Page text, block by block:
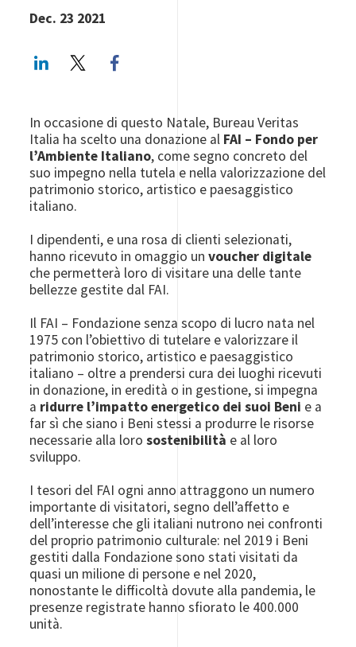
Dec. 23 2021
LinkedInTwitter
In occasione di questo Natale, Bureau Veritas
Italia ha scelto una donazione al FAI – Fondo per
l’Ambiente Italiano, come segno concreto del
suo impegno nella tutela e nella valorizzazione del
patrimonio storico, artistico e paesaggistico
italiano.
I dipendenti, e una rosa di clienti selezionati,
hanno ricevuto in omaggio un voucher digitale
che permetterà loro di visitare una delle tante
bellezze gestite dal FAI.
Il FAI – Fondazione senza scopo di lucro nata nel
1975 con l’obiettivo di tutelare e valorizzare il
patrimonio storico, artistico e paesaggistico
italiano – oltre a prendersi cura dei luoghi ricevuti
in donazione, in eredità o in gestione, si impegna
a ridurre l’impatto energetico dei suoi Beni e a
far sì che siano i Beni stessi a produrre le risorse
necessarie alla lorosostenibilità e al loro
sviluppo.
I tesori del FAI ogni anno attraggono un numero
importante di visitatori, segno dell’affetto e
dell’interesse che gli italiani nutrono nei confronti
del proprio patrimonio culturale: nel 2019 i Beni
gestiti dalla Fondazione sono stati visitati da
quasi un milione di persone e nel 2020,
nonostante le difficoltà dovute alla pandemia, le
presenze registrate hanno sfiorato le 400.000
unità.